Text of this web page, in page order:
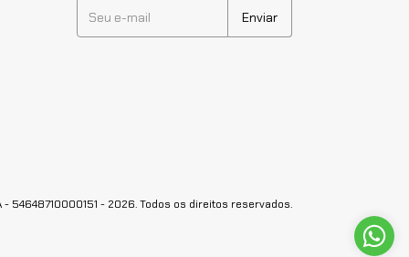
- 54648710000151 - 2026. Todos os direitos reservados.